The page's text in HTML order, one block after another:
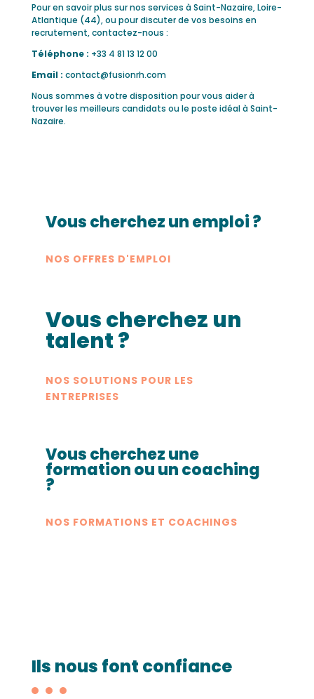
Pour en savoir plus sur nos services à Saint-Nazaire, Loire-
Atlantique (44), ou pour discuter de vos besoins en
recrutement, contactez-nous :
Téléphone : +33 4 81 13 12 00
Email : contact@fusionrh.com
Nous sommes à votre disposition pour vous aider à
trouver les meilleurs candidats ou le poste idéal à Saint-
Nazaire.
Vous cherchez un emploi ?
NOS OFFRES D'EMPLOI
Vous cherchez un
talent ?
NOS SOLUTIONS POUR LES
ENTREPRISES
Vous cherchez une
formation ou un coaching
?
NOS FORMATIONS ET COACHINGS
Ils nous font confiance